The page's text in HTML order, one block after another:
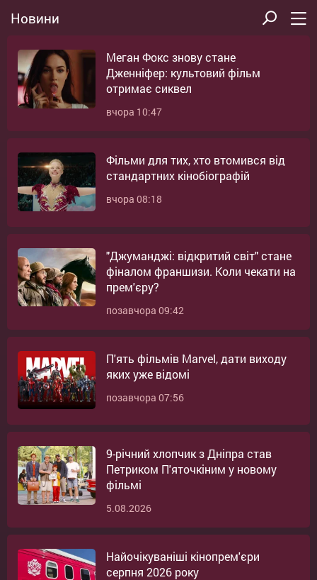
Новини
Меган Фокс знову стане
Дженніфер: культовий фільм
отримає сиквел
вчора 10:47
Фільми для тих, хто втомився від
стандартних кінобіографій
вчора 08:18
"Джуманджі: відкритий світ" стане
фіналом франшизи. Коли чекати на
прем'єру?
позавчора 09:42
П'ять фільмів Marvel, дати виходу
яких уже відомі
позавчора 07:56
9-річний хлопчик з Дніпра став
Петриком П'яточкіним у новому
фільмі
5.08.2026
Найочікуваніші кінопрем'єри
серпня 2026 року